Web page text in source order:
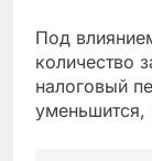
Под
количество
налоговый
уменьшится,